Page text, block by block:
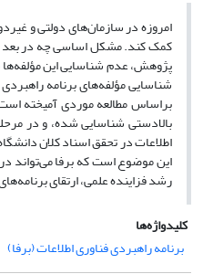
امروزه در سازمان‌های دولتی و
کمک کند. مشکل اساسی چه در بعد
پژوهش، عدم شناسایی این مؤلفه‌ها
شناسایی مؤلفه‌های برنامه
براساس مطالعه موردی آمیخته
بالادستی شناسایی شده، و در
این موضوع است که برفا می‌تواند
رشد فزاینده علمی، ارتقای
کلیدواژه‌ها
برنامه‌ راهبردی فناوری اطلاعات (برفا)